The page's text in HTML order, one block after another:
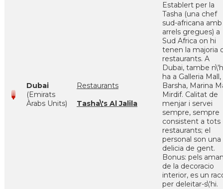
Dubai
(Emirats
Àrabs Units)
Restaurants
Tasha\'s Al Jalila
Establert per la
Tasha (una chef
sud-africana amb
arrels gregues) a
Sud Africa on hi
tenen la majoria
restaurants. A
Dubai, tambe
ha a Galleria Mall,
Barsha, Marina
Mirdif. Calitat de
menjar i servei
sempre, sempre
consistent a tots
restaurants; el
personal son una
delicia de gent.
Bonus: pels
de la decoracio
interior, es un
per deleitar-s\'hi.